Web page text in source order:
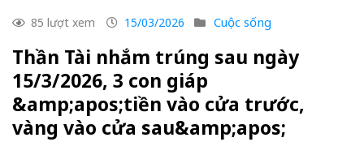
85 lượt xem 15/03/2026 Cuộc sống
Thần Tài nhắm trúng sau ngày
15/3/2026, 3 con giáp
&amp;apos;tiền vào cửa trước,
vàng vào cửa sau&amp;apos;